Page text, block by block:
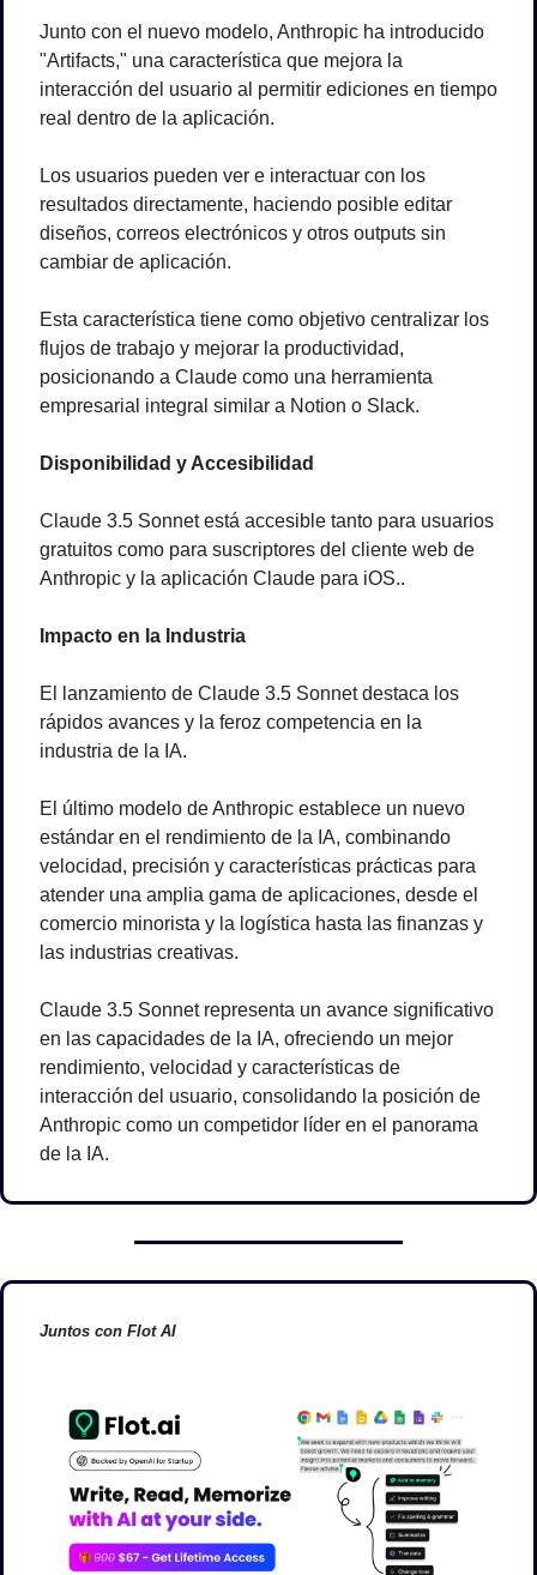
Junto con el nuevo modelo, Anthropic ha introducido
"Artifacts," una característica que mejora la
interacción del usuario al permitir ediciones en tiempo
real dentro de la aplicación.
Los usuarios pueden ver e interactuar con los
resultados directamente, haciendo posible editar
diseños, correos electrónicos y otros outputs sin
cambiar de aplicación.
Esta característica tiene como objetivo centralizar los
flujos de trabajo y mejorar la productividad,
posicionando a Claude como una herramienta
empresarial integral similar a Notion o Slack.
Disponibilidad y Accesibilidad
Claude 3.5 Sonnet está accesible tanto para usuarios
gratuitos como para suscriptores del cliente web de
Anthropic y la aplicación Claude para iOS..
Impacto en la Industria
El lanzamiento de Claude 3.5 Sonnet destaca los
rápidos avances y la feroz competencia en la
industria de la IA.
El último modelo de Anthropic establece un nuevo
estándar en el rendimiento de la IA, combinando
velocidad, precisión y características prácticas para
atender una amplia gama de aplicaciones, desde el
comercio minorista y la logística hasta las finanzas y
las industrias creativas.
Claude 3.5 Sonnet representa un avance significativo
en las capacidades de la IA, ofreciendo un mejor
rendimiento, velocidad y características de
interacción del usuario, consolidando la posición de
Anthropic como un competidor líder en el panorama
de la IA.
Juntos con Flot AI